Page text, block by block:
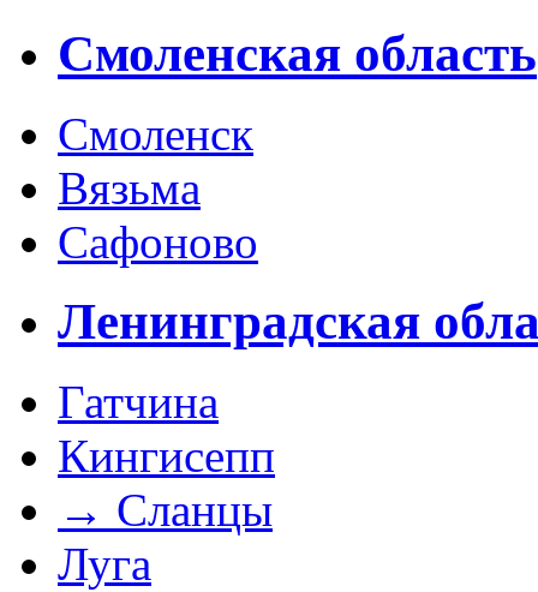
Смоленская область
Смоленск
Вязьма
Сафоново
Ленинградская
Гатчина
Кингисепп
→ Сланцы
Луга